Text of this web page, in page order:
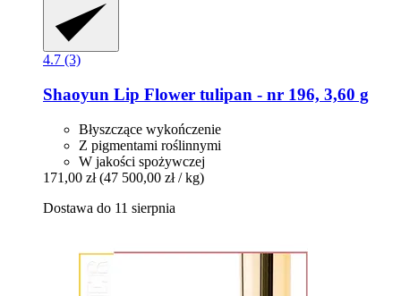
4.7 (3)
Shaoyun Lip Flower tulipan -​ nr 196, 3,60 g
Błyszczące wykończenie
Z pigmentami roślinnymi
W jakości spożywczej
171,00 zł (47 500,00 zł / kg)
Dostawa do 11 sierpnia